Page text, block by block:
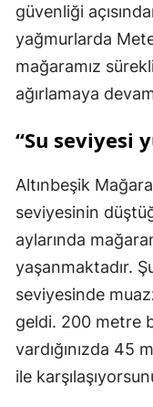
güvenliği
yağmurlarda
mağaramız
ağırlamaya
“Su seviyesi
Altınbeşik
seviyesinin
aylarında
yaşanmaktadır.
seviyesinde
geldi. 200 metre
vardığınızda 45
ile